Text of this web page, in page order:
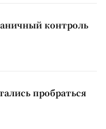
контроль
пробраться